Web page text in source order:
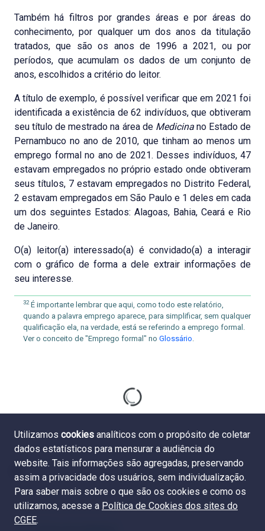
Também há filtros por grandes áreas e por áreas do
conhecimento, por qualquer um dos anos da titulação
tratados, que são os anos de 1996 a 2021, ou por
períodos, que acumulam os dados de um conjunto de
anos, escolhidos a critério do leitor.
A título de exemplo, é possível verificar que em 2021 foi
identificada a existência de 62 indivíduos, que obtiveram
seu título de mestrado na área de Medicinano Estado de
Pernambuco no ano de 2010, que tinham ao menos um
emprego formal no ano de 2021. Desses indivíduos, 47
estavam empregados no próprio estado onde obtiveram
seus títulos, 7 estavam empregados no Distrito Federal,
2 estavam empregados em São Paulo e 1 deles em cada
um dos seguintes Estados: Alagoas, Bahia, Ceará e Rio
de Janeiro.
O(a) leitor(a) interessado(a) é convidado(a) a interagir
com o gráfico de forma a dele extrair informações de
seu interesse.
32É importante lembrar que aqui, como todo este relatório,
quando a palavra emprego aparece, para simplificar, sem qualquer
qualificação ela, na verdade, está se referindo a emprego formal.
Ver o conceito de "Emprego formal" no Glossário.
Utilizamos cookies analíticos com o propósito de coletar
dados estatísticos para mensurar a audiência do
website. Tais informações são agregadas, preservando
assim a privacidade dos usuários, sem individualização.
Para saber mais sobre o que são os cookies e como os
utilizamos, acesse a Política de Cookies dos sites do
CGEE.